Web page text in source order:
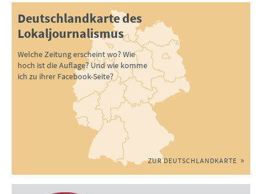
Deutschlandkarte des
Lokaljournalismus
Welche Zeitung erscheint wo? Wie
hoch ist die Auflage? Und wie komme
ich zu ihrer Facebook-Seite?
ZUR DEUTSCHLANDKARTE